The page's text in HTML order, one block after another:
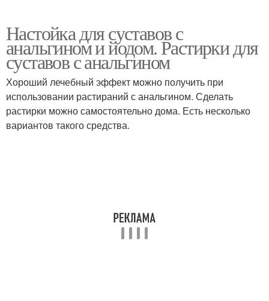
Настойка для суставов с
анальгином и йодом. Растирки для
суставов с анальгином
Хороший лечебный эффект можно получить при
использовании растираний с анальгином. Сделать
растирки можно самостоятельно дома. Есть несколько
вариантов такого средства.